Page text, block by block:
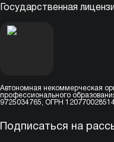
Государственная
Автономная некоммерческая
профессионального
9725034765, ОГРН
Подписаться на